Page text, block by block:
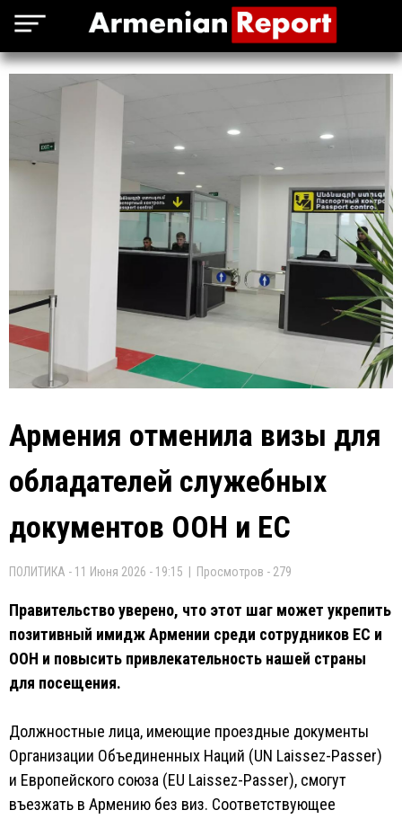
Армения отменила визы для
обладателей служебных
документов ООН и ЕС
ПОЛИТИКА - 11 Июня 2026 - 19:15 | Просмотров - 279
Правительство уверено, что этот шаг может укрепить
позитивный имидж Армении среди сотрудников ЕС и
ООН и повысить привлекательность нашей страны
для посещения.
Должностные лица, имеющие проездные документы
Организации Объединенных Наций (UN Laissez-Passer)
и Европейского союза (EU Laissez-Passer), смогут
въезжать в Армению без виз. Соответствующее